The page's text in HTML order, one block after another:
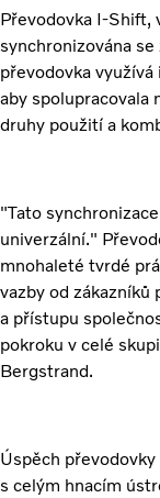
Převodovka I-Shift,
synchronizována
převodovka
aby spolupracovala
druhy použití a
"Tato
univerzální."
mnohaleté tvrdé
vazby od
a přístupu
pokroku v celé
Bergstrand.
Úspěch
s celým hnacím